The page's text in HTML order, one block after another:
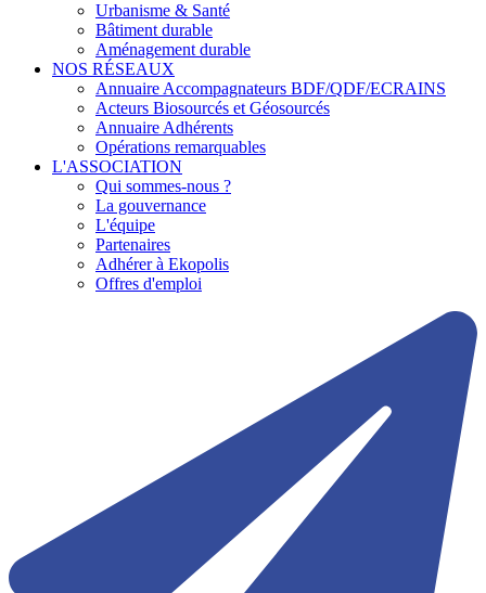
Urbanisme & Santé
Bâtiment durable
Aménagement durable
NOS RÉSEAUX
Annuaire Accompagnateurs BDF/QDF/ECRAINS
Acteurs Biosourcés et Géosourcés
Annuaire Adhérents
Opérations remarquables
L'ASSOCIATION
Qui sommes-nous ?
La gouvernance
L'équipe
Partenaires
Adhérer à Ekopolis
Offres d'emploi